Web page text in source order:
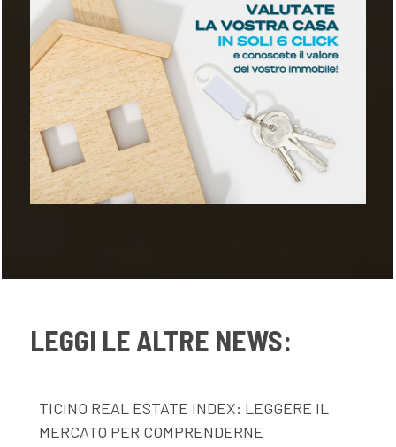
LEGGI LE ALTRE NEWS:
TICINO REAL ESTATE INDEX: LEGGERE IL
MERCATO PER COMPRENDERNE